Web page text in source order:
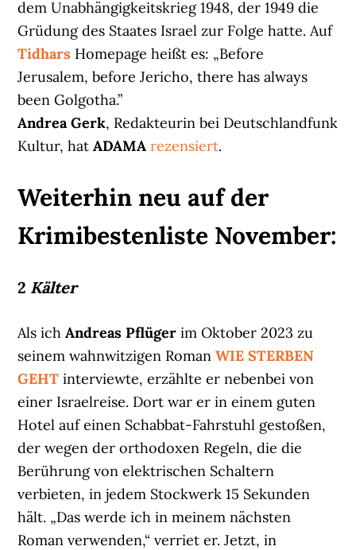
dem Unabhängigkeitskrieg 1948, der 1949 die
Grüdung des Staates Israel zur Folge hatte. Auf
Tidhars Homepage heißt es: „Before
Jerusalem, before Jericho, there has always
been Golgotha.”
Andrea Gerk, Redakteurin bei Deutschlandfunk
Kultur, hatADAMArezensiert.
Weiterhin neu auf der
Krimibestenliste November:
2 Kälter
Als ichAndreas Pflüger im Oktober 2023 zu
seinem wahnwitzigen RomanWIE STERBEN
GEHT interviewte, erzählte er nebenbei von
einer Israelreise. Dort war er in einem guten
Hotel auf einen Schabbat-Fahrstuhl gestoßen,
der wegen der orthodoxen Regeln, die die
Berührung von elektrischen Schaltern
verbieten, in jedem Stockwerk 15 Sekunden
hält. „Das werde ich in meinem nächsten
Roman verwenden,“ verriet er. Jetzt, in